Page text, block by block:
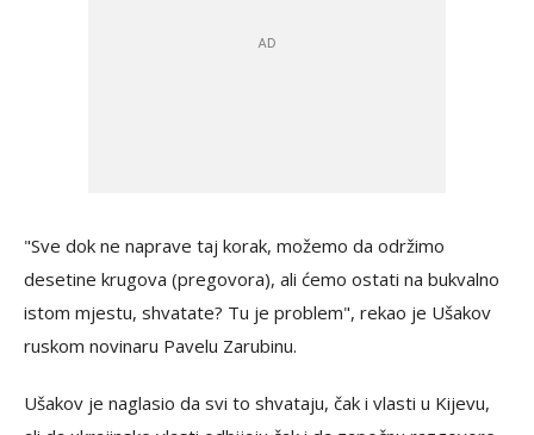
"Sve dok ne naprave taj korak, možemo da održimo
desetine krugova (pregovora), ali ćemo ostati na bukvalno
istom mjestu, shvatate? Tu je problem", rekao je Ušakov
ruskom novinaru Pavelu Zarubinu.
Ušakov je naglasio da svi to shvataju, čak i vlasti u Kijevu,